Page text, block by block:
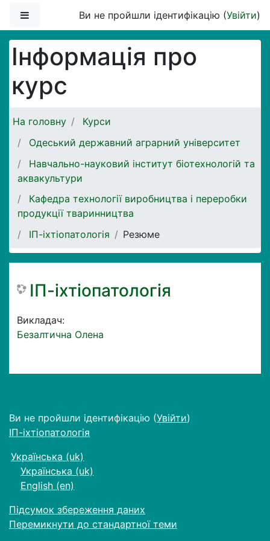
Бокова панельВи не пройшли ідентифікацію (Увійти)
Інформація про
курс
На головну
Курси
Одеський державний аграрний університет
Навчально-науковий інститут біотехнологій та
аквакультури
Кафедра технології виробництва і переробки
продукції тваринництва
ІП-іхтіопатологія
Резюме
ІП-іхтіопатологія
Викладач:
Безалтична Олена
Ви не пройшли ідентифікацію (Увійти)
ІП-іхтіопатологія
Українська ‎(uk)‎
Українська ‎(uk)‎
English ‎(en)‎
Підсумок збереження даних
Перемикнути до стандартної теми